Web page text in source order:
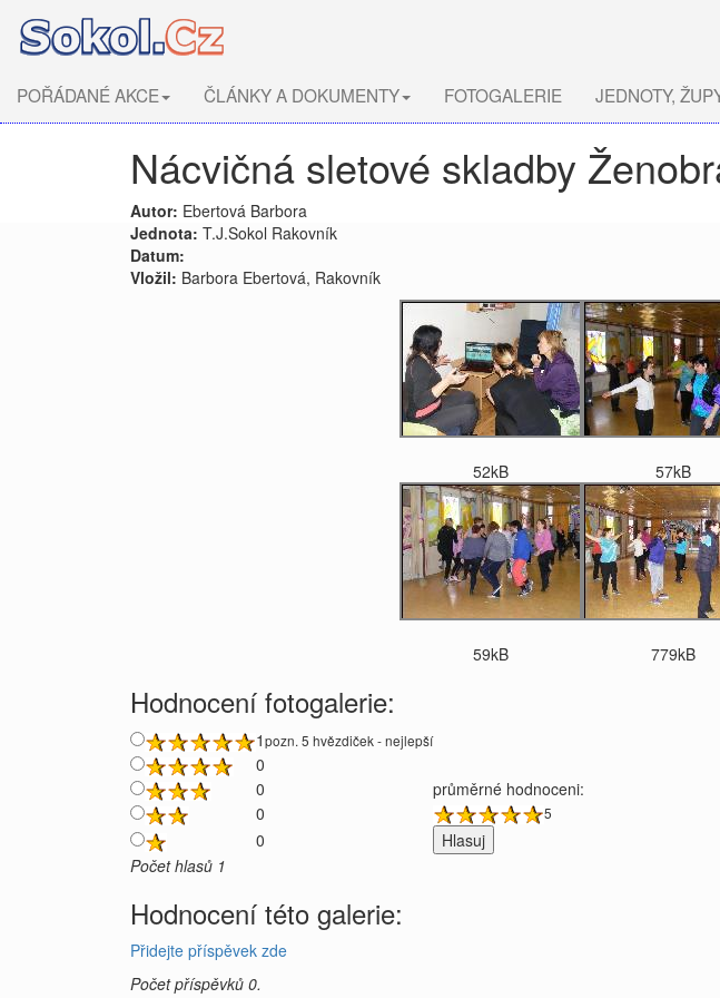
POŘÁDANÉ AKCE ČLÁNKY A DOKUMENTY FOTOGALERIE JEDNOTY,
Nácvičná sletové skladby
Autor: Ebertová Barbora
Jednota: T.J.Sokol Rakovník
Datum:
Vložil: Barbora Ebertová, Rakovník
52kB 57kB
59kB 779kB
Hodnocení fotogalerie:
1pozn. 5 hvězdiček - nejlepší
0
0
průměrné hodnoceni:
0
5
0
Počet hlasů 1
Hodnocení této galerie:
Přidejte příspěvek zde
Počet příspěvků 0.